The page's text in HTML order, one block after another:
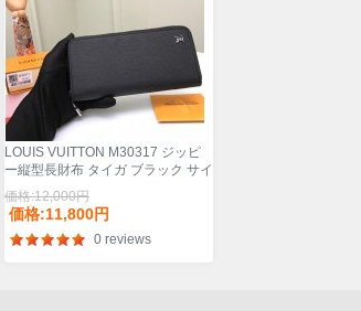
LOUIS VUITTON M30317 ジッピ
ー縦型長財布 タイガ ブラック サイ
ズ:20x10cm
価格:12,000円
価格:11,800円
0 reviews